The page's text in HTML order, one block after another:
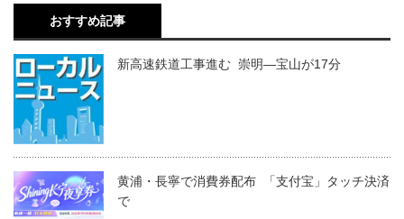
おすすめ記事
新高速鉄道工事進む 崇明―宝山が17分
黄浦・長寧で消費券配布 「支付宝」タッチ決済
で